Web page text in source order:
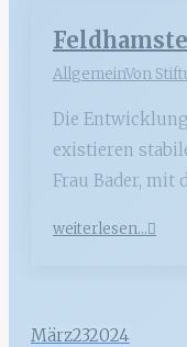
AllgemeinVon
Die
existieren
Frau Bader,
weiterlesen...
März232024